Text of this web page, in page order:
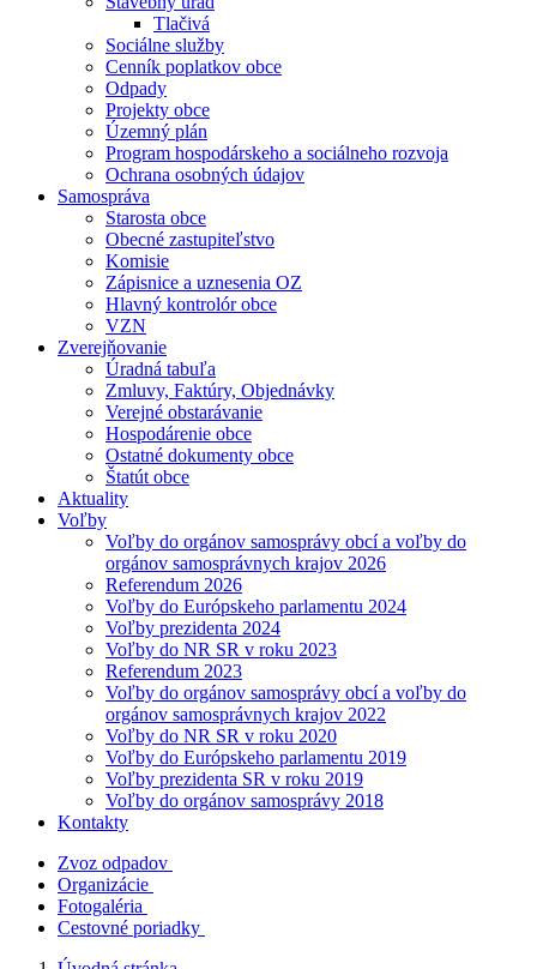
Tlačivá
Sociálne služby
Cenník poplatkov obce
Odpady
Projekty obce
Územný plán
Program hospodárskeho a sociálneho rozvoja
Ochrana osobných údajov
Samospráva
Starosta obce
Obecné zastupiteľstvo
Komisie
Zápisnice a uznesenia OZ
Hlavný kontrolór obce
VZN
Zverejňovanie
Úradná tabuľa
Zmluvy, Faktúry, Objednávky
Verejné obstarávanie
Hospodárenie obce
Ostatné dokumenty obce
Štatút obce
Aktuality
Voľby
Voľby do orgánov samosprávy obcí a voľby do
orgánov samosprávnych krajov 2026
Referendum 2026
Voľby do Európskeho parlamentu 2024
Voľby prezidenta 2024
Voľby do NR SR v roku 2023
Referendum 2023
Voľby do orgánov samosprávy obcí a voľby do
orgánov samosprávnych krajov 2022
Voľby do NR SR v roku 2020
Voľby do Európskeho parlamentu 2019
Voľby prezidenta SR v roku 2019
Voľby do orgánov samosprávy 2018
Kontakty
Zvoz odpadov
Organizácie
Fotogaléria
Cestovné poriadky